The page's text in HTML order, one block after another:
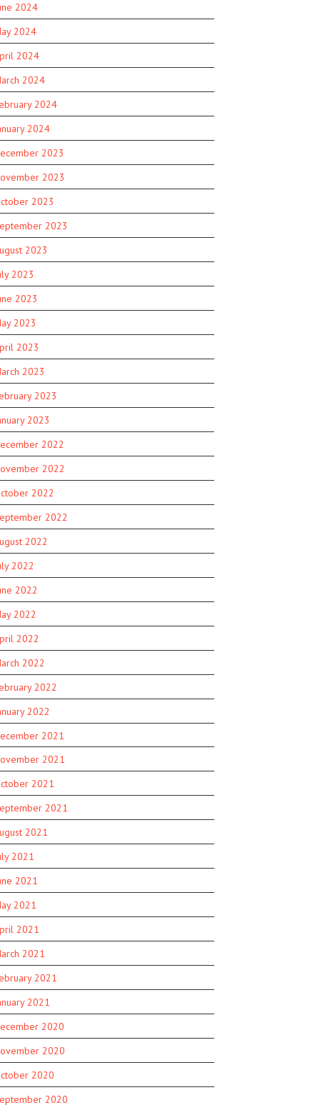
2024
2024
2024
2024
2024
2024
2023
2023
2023
2023
2023
2023
2023
2023
2023
2023
2023
2023
2022
2022
2022
2022
2022
2022
2022
2022
2022
2022
2022
2022
2021
2021
2021
2021
2021
2021
2021
2021
2021
2021
2021
2021
2020
2020
2020
2020